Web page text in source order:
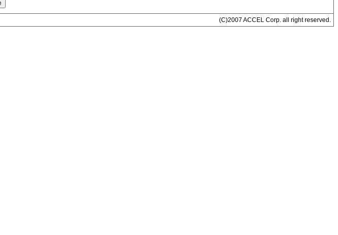
(C)2007 ACCEL Corp. all right reserved.